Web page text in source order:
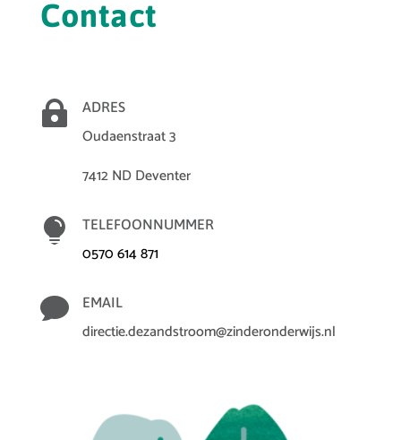
Contact
 ADRES
Oudaenstraat 3
7412 ND Deventer
 TELEFOONNUMMER
0570 614 871
 EMAIL
directie.dezandstroom@zinderonderwijs.nl